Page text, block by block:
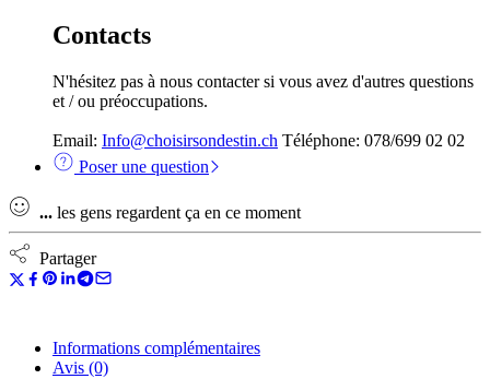
Contacts
N'hésitez pas à nous contacter si vous avez d'autres questions
et / ou préoccupations.
Email: Info@choisirsondestin.ch Téléphone: 078/699 02 02
Poser une question
... les gens regardent ça en ce moment
Partager
Informations complémentaires
Avis (0)